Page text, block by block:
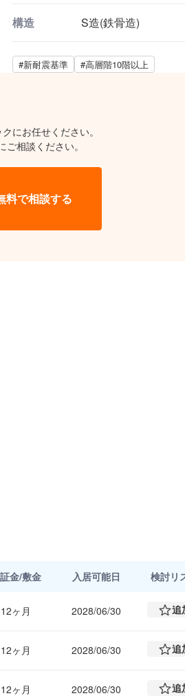
構造 S造(鉄骨造)
#新耐震基準 #高層階10階以上
にお任せください。
相談ください。
料で相談する
金/敷金 入居可能日 検討リ
12ヶ月 2028/06/30 追
12ヶ月 2028/06/30 追
12ヶ月 2028/06/30 追